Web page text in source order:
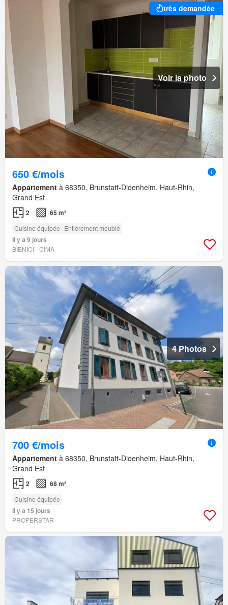
très demandée
Voir la photo
650 €/mois
Appartement à 68350, Brunstatt-Didenheim, Haut-Rhin,
Grand Est
2 65 m²
Cuisine équipée Entièrement meublé
Il y a 9 jours
BIENICI - CIMA
4 Photos
700 €/mois
Appartement à 68350, Brunstatt-Didenheim, Haut-Rhin,
Grand Est
2 68 m²
Cuisine équipée
Il y a 15 jours
PROPERSTAR